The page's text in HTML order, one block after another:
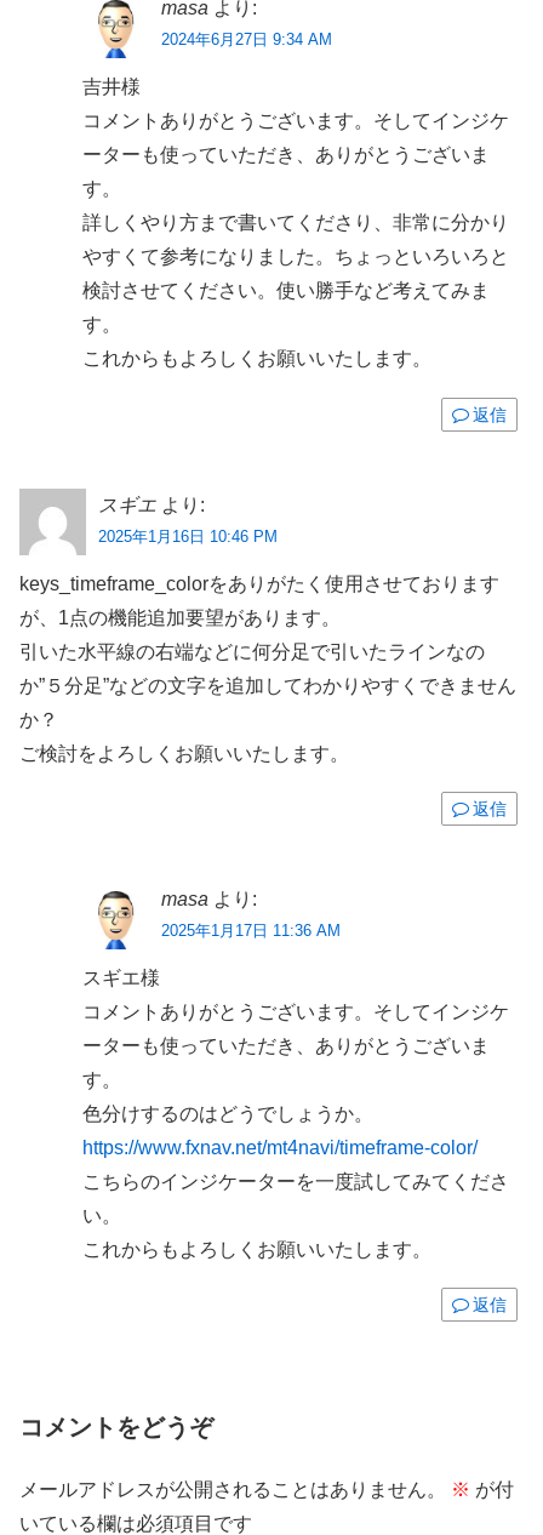
masa より:
2024年6月27日 9:34 AM
吉井様
コメントありがとうございます。そしてインジケ
ーターも使っていただき、ありがとうございま
す。
詳しくやり方まで書いてくださり、非常に分かり
やすくて参考になりました。ちょっといろいろと
検討させてください。使い勝手など考えてみま
す。
これからもよろしくお願いいたします。
返信
スギエ より:
2025年1月16日 10:46 PM
keys_timeframe_colorをありがたく使用させております
が、1点の機能追加要望があります。
引いた水平線の右端などに何分足で引いたラインなの
か”５分足”などの文字を追加してわかりやすくできません
か？
ご検討をよろしくお願いいたします。
返信
masa より:
2025年1月17日 11:36 AM
スギエ様
コメントありがとうございます。そしてインジケ
ーターも使っていただき、ありがとうございま
す。
色分けするのはどうでしょうか。
https://www.fxnav.net/mt4navi/timeframe-color/
こちらのインジケーターを一度試してみてくださ
い。
これからもよろしくお願いいたします。
返信
コメントをどうぞ
メールアドレスが公開されることはありません。 ※ が付
いている欄は必須項目です